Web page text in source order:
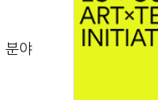
분야